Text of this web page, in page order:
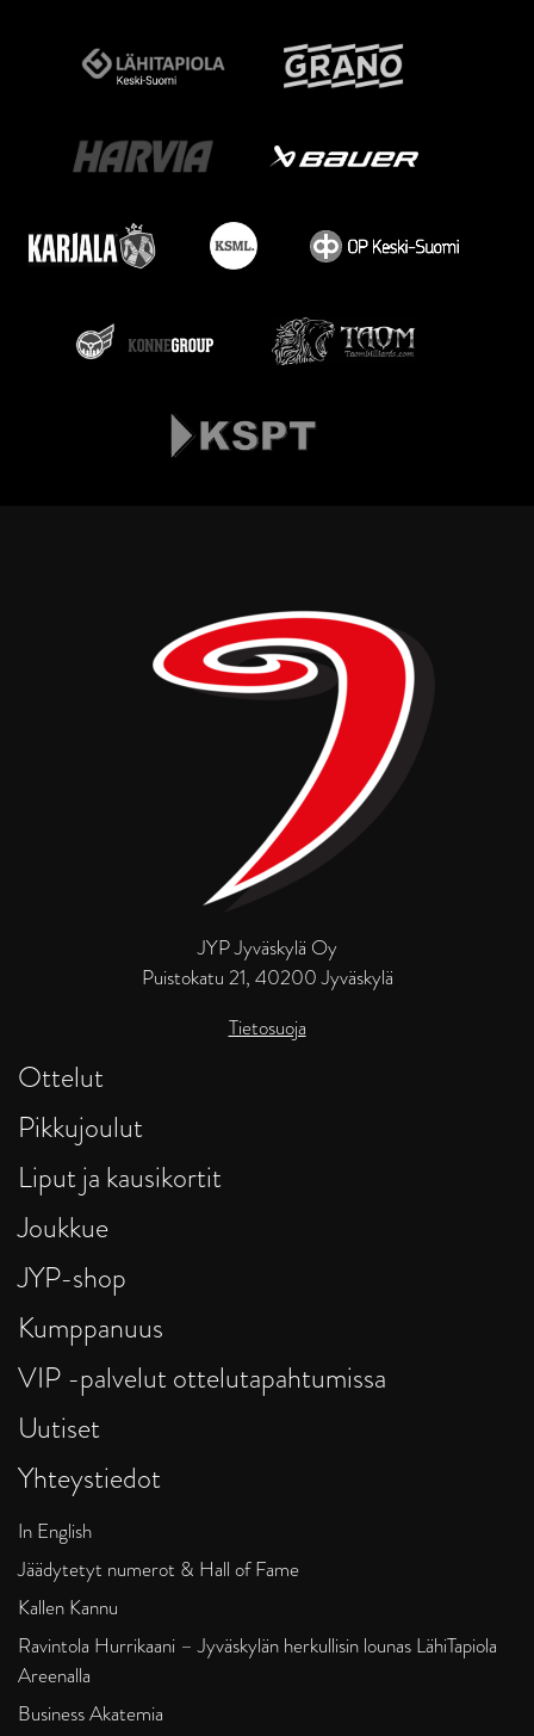
JYP Jyväskylä Oy
Puistokatu 21, 40200 Jyväskylä
Tietosuoja
Ottelut
Pikkujoulut
Liput ja kausikortit
Joukkue
JYP-shop
Kumppanuus
VIP -palvelut ottelutapahtumissa
Uutiset
Yhteystiedot
In English
Jäädytetyt numerot & Hall of Fame
Kallen Kannu
Ravintola Hurrikaani – Jyväskylän herkullisin lounas LähiTapiola
Areenalla
Business Akatemia